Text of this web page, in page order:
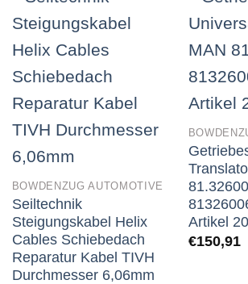
BOWDENZUG AUTOMOTIVE
Seiltechnik
Steigungskabel Helix
Cables Schiebedach
Reparatur Kabel TIVH
Durchmesser 6,06mm
Artikel
€150,91